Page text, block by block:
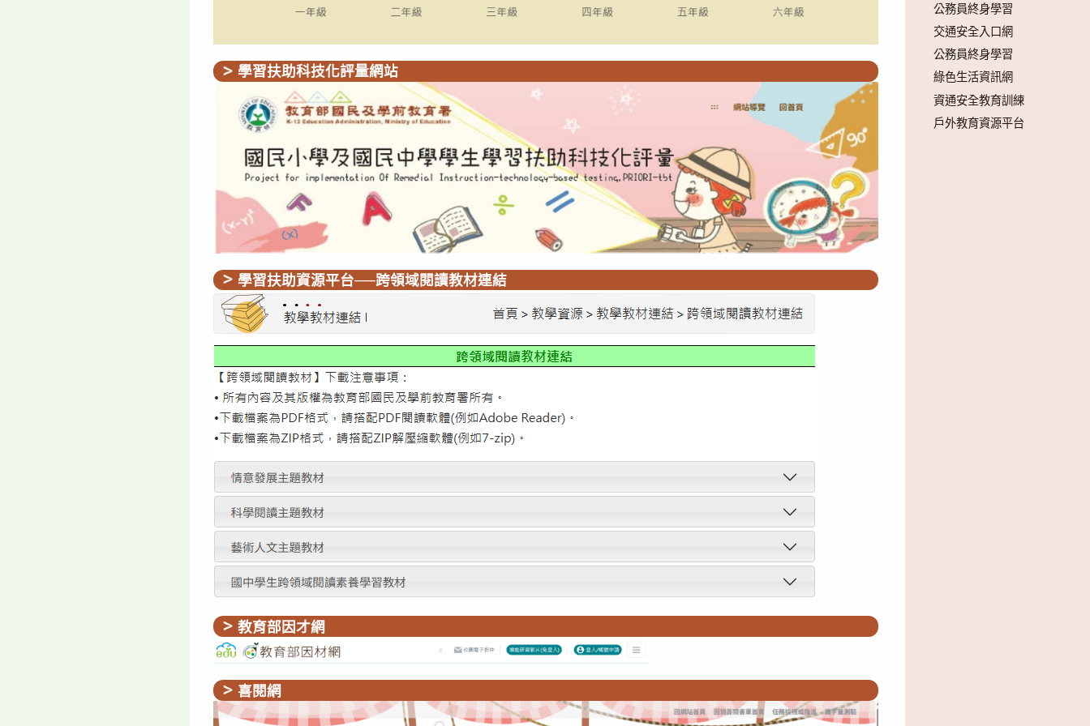
學習扶助科技化評量網站
學習扶助資源平台──跨領域閱讀教材連結
教育部因才網
喜閱網
公務員終身學習
交通安全入口網
公務員終身學習
綠色生活資訊網
資通安全教育訓練
戶外教育資源平台